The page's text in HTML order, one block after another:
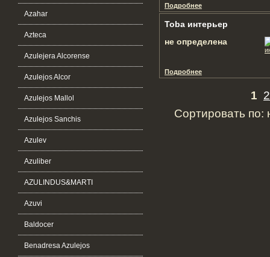
Azahar
Azteca
Azulejera Alcorense
Azulejos Alcor
Azulejos Mallol
Azulejos Sanchis
Azulev
Azuliber
AZULINDUS&MARTI
Azuvi
Baldocer
Benadresa Azulejos
Подробнее
Toba интерьер
не определена
Подробнее
1 2
Сортировать